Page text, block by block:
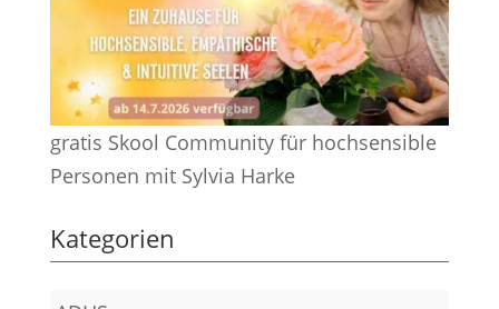
gratis Skool Community für hochsensible
Personen mit Sylvia Harke
Kategorien